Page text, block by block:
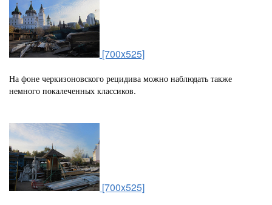
[700x525]
На фоне черкизоновского рецидива можно наблюдать также
немного покалеченных классиков.
[700x525]